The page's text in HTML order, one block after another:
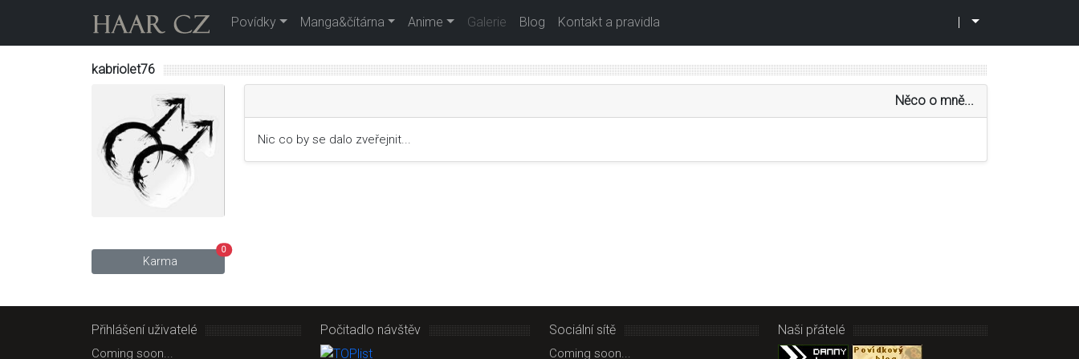
Povídky Manga&čítárna Anime Galerie Blog Kontakt a pravidla
kabriolet76
Karma
0
Něco o mně...
Nic co by se dalo zveřejnit...
Přihlášení uživatelé
Coming soon...
Počitadlo návštěv Sociální sítě
Coming soon...
Naši přátelé